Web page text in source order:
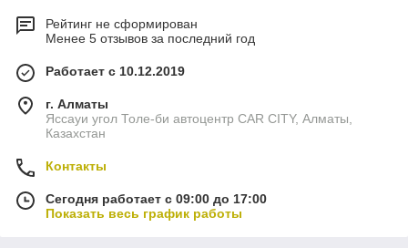
Рейтинг не сформирован
Менее 5 отзывов за последний год
Работает с 10.12.2019
г. Алматы
Яссауи угол Толе-би автоцентр CAR CITY, Алматы,
Казахстан
Контакты
Сегодня работает с 09:00 до 17:00
Показать весь график работы